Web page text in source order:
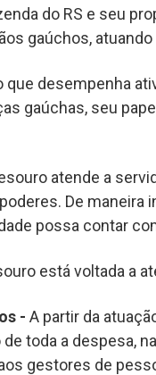
do RS e seu
gaúchos,
que desempenha
gaúchas, seu
atende a
De maneira
possa contar
está voltada a
- A partir da
toda a despesa,
gestores de